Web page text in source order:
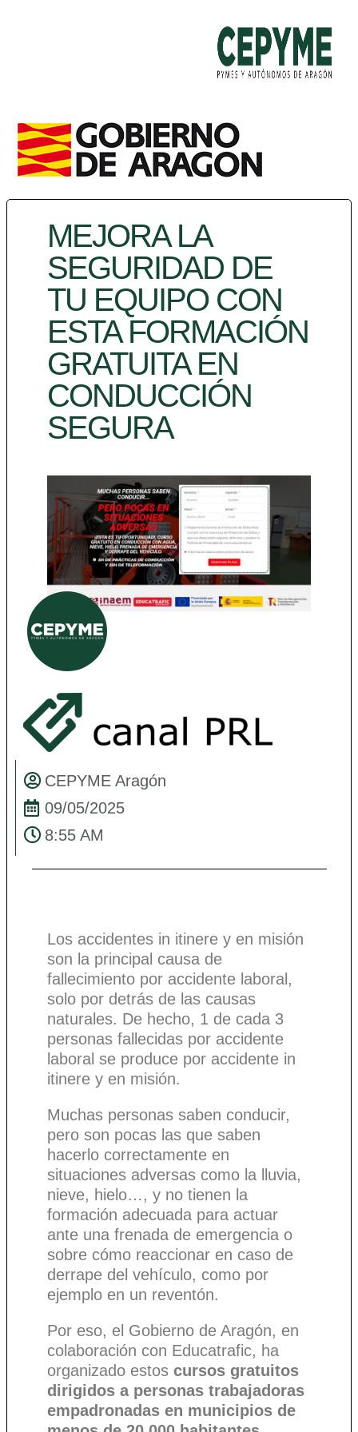
MEJORA LA
SEGURIDAD DE
TU EQUIPO CON
ESTA FORMACIÓN
GRATUITA EN
CONDUCCIÓN
SEGURA
CEPYME Aragón
09/05/2025
8:55 AM
Los accidentes in itinere y en misión
son la principal causa de
fallecimiento por accidente laboral,
solo por detrás de las causas
naturales. De hecho, 1 de cada 3
personas fallecidas por accidente
laboral se produce por accidente in
itinere y en misión.
Muchas personas saben conducir,
pero son pocas las que saben
hacerlo correctamente en
situaciones adversas como la lluvia,
nieve, hielo…, y no tienen la
formación adecuada para actuar
ante una frenada de emergencia o
sobre cómo reaccionar en caso de
derrape del vehículo, como por
ejemplo en un reventón.
Por eso, el Gobierno de Aragón, en
colaboración con Educatrafic, ha
organizado estos cursos gratuitos
dirigidos a personas trabajadoras
empadronadas en municipios de